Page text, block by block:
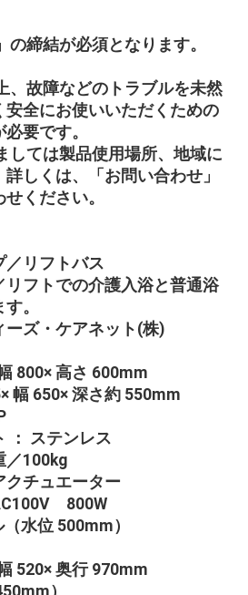
の締結が必須となります。
、故障などのトラブルを未然
安全にお使いいただくための
要です。
しては製品使用場所、地域に
しくは、「お問い合わせ」
ください。
／リフトバス
フトでの介護入浴と普通浴
。
ズ・ケアネット(株)
800× 高さ 600mm
幅 650× 深さ約 550mm
テンレス
／100kg
クチュエーター
800W
水位 500mm）
520× 奥行 970mm